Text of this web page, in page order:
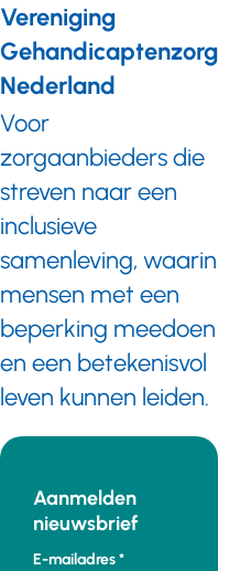
Vereniging
Gehandicaptenzorg
Nederland
Voor
zorgaanbieders die
streven naar een
inclusieve
samenleving, waarin
mensen met een
beperking meedoen
en een betekenisvol
leven kunnen leiden.
Aanmelden
nieuwsbrief
E-mailadres